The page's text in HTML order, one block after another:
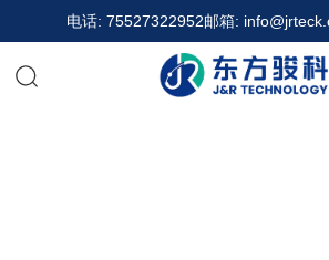
电话: 75527322952邮箱: